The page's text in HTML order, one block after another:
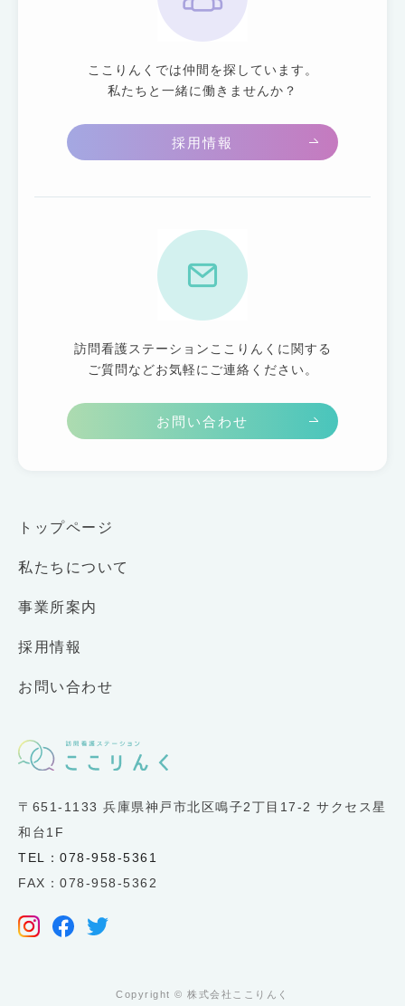
ここりんくでは仲間を探しています。
私たちと一緒に働きませんか？
採用情報
訪問看護ステーションここりんくに関する
ご質問などお気軽にご連絡ください。
お問い合わせ
〒651-1133 兵庫県神戸市北区鳴子2丁目17-2 サクセス星
和台1F
TEL：078-958-5361
FAX：078-958-5362
トップページ
私たちについて
事業所案内
採用情報
お問い合わせ
Copyright ©︎ 株式会社ここりんく